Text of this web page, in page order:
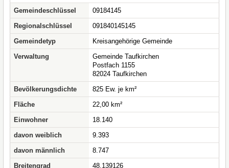
Gemeindeschlüssel
09184145
Regionalschlüssel
091840145145
Gemeindetyp
Kreisangehörige Gemeinde
Verwaltung
Gemeinde Taufkirchen
Postfach 1155
82024 Taufkirchen
Bevölkerungsdichte
825 Ew. je km²
Fläche
22,00 km²
Einwohner
18.140
davon weiblich
9.393
davon männlich
8.747
Breitengrad
48.139126